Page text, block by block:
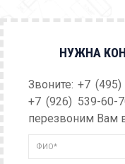
НУЖНА
Звоните: +7
+7 (926) 539-60-
перезвоним Вам